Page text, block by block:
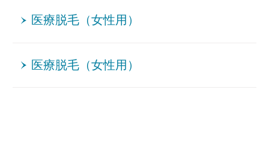
医療脱毛（女性用）
医療脱毛（女性用）